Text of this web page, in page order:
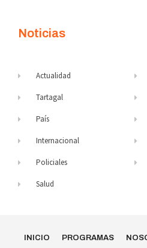
Noticias
Actualidad
Tartagal
País
Internacional
Policiales
Salud
INICIO PROGRAMAS